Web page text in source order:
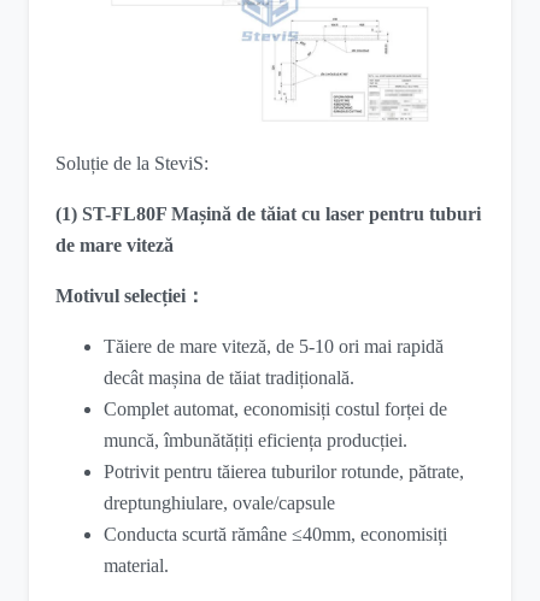
Soluție de la SteviS:
(1) ST-FL80F Mașină de tăiat cu laser pentru tuburi
de mare viteză
Motivul selecției ：
Tăiere de mare viteză, de 5-10 ori mai rapidă
decât mașina de tăiat tradițională.
Complet automat, economisiți costul forței de
muncă, îmbunătățiți eficiența producției.
Potrivit pentru tăierea tuburilor rotunde, pătrate,
dreptunghiulare, ovale/capsule
Conducta scurtă rămâne ≤40mm, economisiți
material.